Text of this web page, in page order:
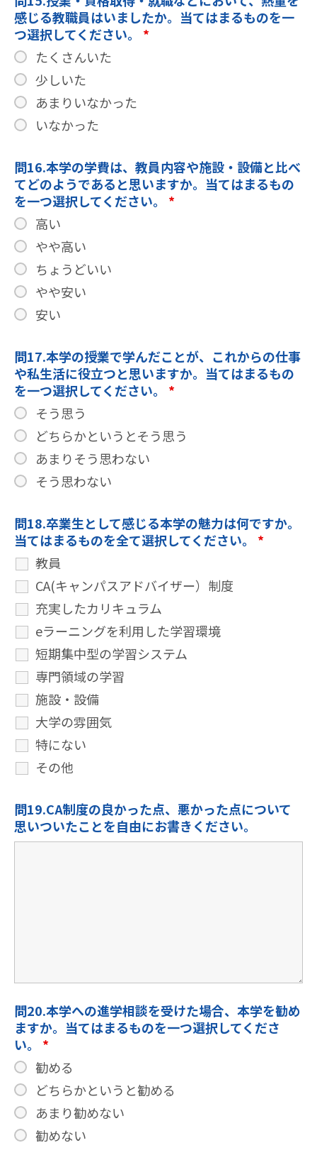
感じる教職員はいましたか。当てはまるものを一
つ選択してください。 *
たくさんいた
少しいた
あまりいなかった
いなかった
問16.本学の学費は、教員内容や施設・設備と比べ
てどのようであると思いますか。当てはまるもの
を一つ選択してください。 *
高い
やや高い
ちょうどいい
やや安い
安い
問17.本学の授業で学んだことが、これからの仕事
や私生活に役立つと思いますか。当てはまるもの
を一つ選択してください。 *
そう思う
どちらかというとそう思う
あまりそう思わない
そう思わない
問18.卒業生として感じる本学の魅力は何ですか。
当てはまるものを全て選択してください。 *
教員
CA(キャンパスアドバイザー）制度
充実したカリキュラム
eラーニングを利用した学習環境
短期集中型の学習システム
専門領域の学習
施設・設備
大学の雰囲気
特にない
その他
問19.CA制度の良かった点、悪かった点について
思いついたことを自由にお書きください。
問20.本学への進学相談を受けた場合、本学を勧め
ますか。当てはまるものを一つ選択してくださ
い。 *
勧める
どちらかというと勧める
あまり勧めない
勧めない